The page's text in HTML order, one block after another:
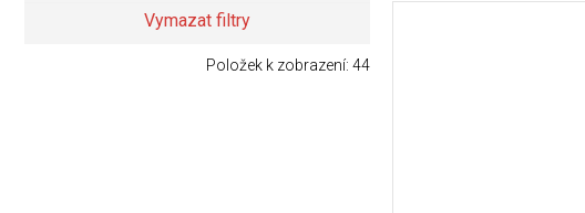
Vymazat filtry
Položek k zobrazení: 44